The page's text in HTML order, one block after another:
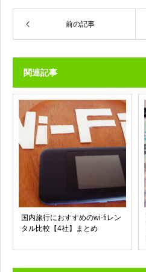
前の記事
関連記事
国内旅行におすすめのwi-fiレン
タル比較【4社】まとめ